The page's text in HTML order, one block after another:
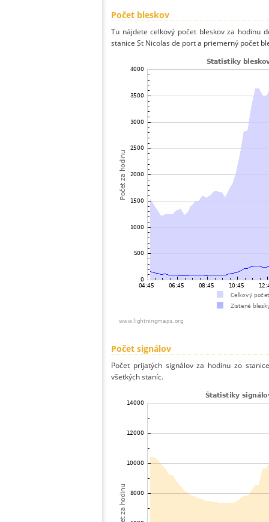
Počet bleskov
Tu nájdete celkový počet bleskov za hodinu
stanice St Nicolas de port a priemerný počet
Počet signálov
Počet prijatých signálov za hodinu zo
všetkých staníc.